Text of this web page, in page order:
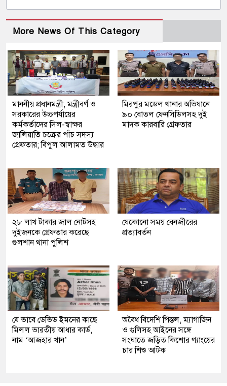
More News Of This Category
মাননীয় প্রধানমন্ত্রী, মন্ত্রীবর্গ ও
সরকারের উচ্চপর্যায়ের
কর্মকর্তাদের সিল-স্বাক্ষর
জালিয়াতি চক্রের পাঁচ সদস্য
গ্রেফতার; বিপুল আলামত উদ্ধার
মিরপুর মডেল থানার অভিযানে
৯০ বোতল ফেনসিডিলসহ দুই
মাদক কারবারি গ্রেফতার
২৮ লাখ টাকার জাল নোটসহ
দুইজনকে গ্রেফতার করেছে
গুলশান থানা পুলিশ
যেকোনো সময় বেনজীরের
প্রত্যাবর্তন
যে ভাবে ডেভিড ইমনের কাছে
মিলল ভারতীয় আধার কার্ড,
নাম ‘আজহার খান’
অবৈধ বিদেশি পিস্তল, ম্যাগাজিন
ও গুলিসহ আইনের সঙ্গে
সংঘাতে জড়িত কিশোর গ্যাংয়ের
চার শিশু আটক